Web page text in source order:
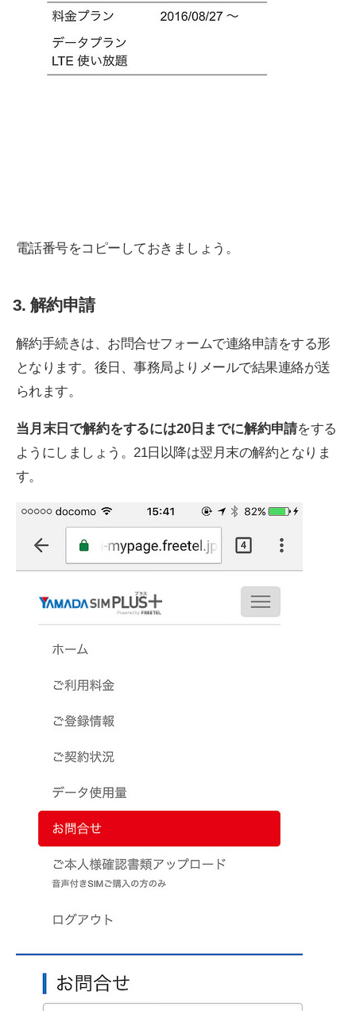
電話番号をコピーしておきましょう。
3. 解約申請
解約手続きは、お問合せフォームで連絡申請をする形
となります。後日、事務局よりメールで結果連絡が送
られます。
当月末日で解約をするには20日までに解約申請をする
ようにしましょう。21日以降は翌月末の解約となりま
す。